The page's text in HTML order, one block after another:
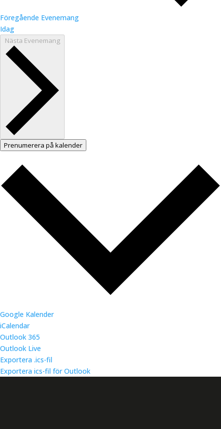
Föregående Evenemang
Idag
Nästa Evenemang
Prenumerera på kalender
Google Kalender
iCalendar
Outlook 365
Outlook Live
Exportera .ics-fil
Exportera ics-fil för Outlook